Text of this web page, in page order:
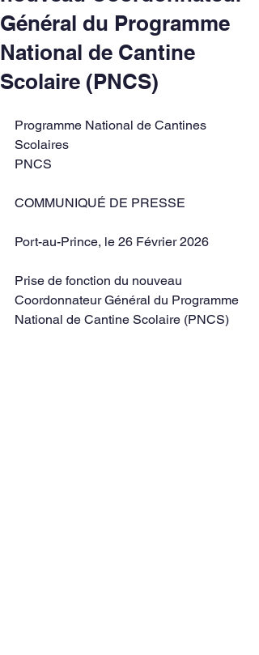
Général du Programme
National de Cantine
Scolaire (PNCS)
Programme National de Cantines
Scolaires
PNCS
COMMUNIQUÉ DE PRESSE
Port-au-Prince, le 26 Février 2026
Prise de fonction du nouveau
Coordonnateur Général du Programme
National de Cantine Scolaire (PNCS)